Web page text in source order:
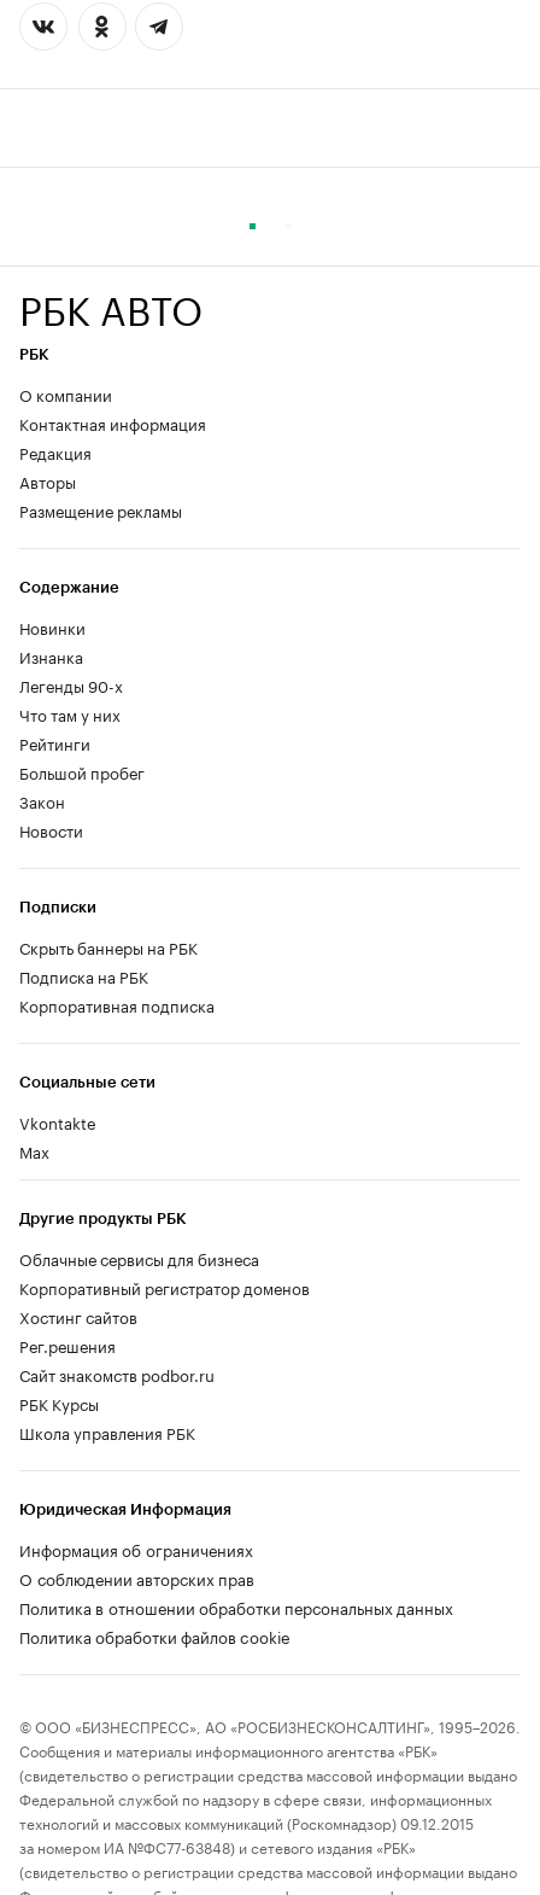
РБК АВТО
РБК
О компании
Контактная информация
Редакция
Авторы
Размещение рекламы
Содержание
Новинки
Изнанка
Легенды 90-х
Что там у них
Рейтинги
Большой пробег
Закон
Новости
Социальные сети
Vkontakte
Max
Другие продукты РБК
Облачные сервисы для бизнеса
Корпоративный регистратор доменов
Хостинг сайтов
Рег.решения
Сайт знакомств podbor.ru
РБК Курсы
Школа управления РБК
Подписки
Скрыть баннеры на РБК
Подписка на РБК
Корпоративная подписка
Юридическая Информация
Информация об ограничениях
О соблюдении авторских прав
Политика в отношении обработки персональных данных
Политика обработки файлов cookie
© ООО «БИЗНЕСПРЕСС», АО «РОСБИЗНЕСКОНСАЛТИНГ», 1995–2026.
Сообщения и материалы информационного агентства «РБК»
(свидетельство о регистрации средства массовой информации выдано
Федеральной службой по надзору в сфере связи, информационных
технологий и массовых коммуникаций (Роскомнадзор) 09.12.2015
за номером ИА №ФС77-63848) и сетевого издания «РБК»
(свидетельство о регистрации средства массовой информации выдано